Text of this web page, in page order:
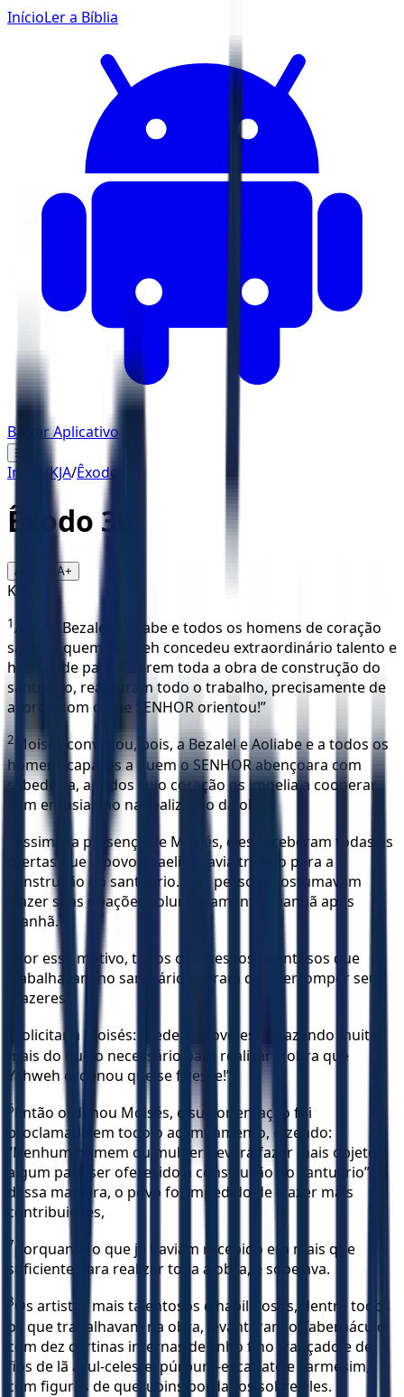
InícioLer a Bíblia
Baixar Aplicativo
☰
Início KJA/Êxodo
Êxodo 36
A- A+
KJA
1Assim, Bezalel, Aoliabe e todos os homens de coração
sábio, a quem Yahweh concedeu extraordinário talento e
habilidade para fazerem toda a obra de construção do
santuário, realizaram todo o trabalho, precisamente de
acordo com o que SENHOR orientou!”
2
Moisés convocou, pois, a Bezalel e Aoliabe e a todos os
homens capazes a quem o SENHOR abençoara com
sabedoria, a todos cujo coração os impelia a cooperar
com entusiasmo na realização da obra.
Assim, na presença de Moisés, eles receberam todas as
ofertas que o povo israelita havia trazido para a
construção do santuário. E as pessoas costumavam
trazer suas doações voluntariamente, manhã após
manhã.
Por esse motivo, todos os artesãos talentosos que
trabalhavam no santuário tiveram de interromper seus
afazeres
solicitar a Moisés: “Vede! O povo está trazendo muito
mais do que o necessário para realizar a obra que
Yahweh ordenou que se fizesse!”
6
Então ordenou Moisés, e sua orientação foi
proclamada em todo o acampamento, dizendo:
“Nenhum homem ou mulher deverá fazer mais objeto
algum para ser oferecido à construção do santuário”. E
dessa maneira, o povo foi impedido de trazer mais
contribuições,
7porquanto o que já haviam recebido era mais que
suficiente para realizar toda a obra, e sobejava.
8Os artistas mais talentosos e habilidosos, dentre todos
os que trabalhavam na obra, levantaram o Tabernáculo
com dez cortinas internas de linho fino trançado e de
fios de lã azul-celeste, púrpura-escarlate e carmesim,
com figuras de querubins bordados sobre eles.